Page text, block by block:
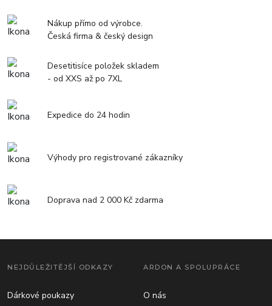
Nákup přímo od výrobce.
Česká firma & český design
Desetitisíce položek skladem
- od XXS až po 7XL
Expedice do 24 hodin
Výhody pro registrované zákazníky
Doprava nad 2 000 Kč zdarma
NEJDŮLEŽITĚJŠÍ ODKAZY
Dárkové poukazy
ARDON A SPOLUPRÁCE
O nás